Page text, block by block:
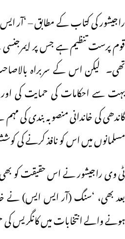
راجیشور کی کتاب کے مطابق – ‘آر
قوم پرست تنظیم ہے جس پر
تھی۔ لیکن اس کے سربراہ
بہت سے احکامات کی حمایت کی
گاندھی کی خاندانی منصوبہ بندی کی
مسلمانوں میں اس کو نافذ کرنے کی
ٹی وی راجیشور نے اس حقیقت کو بھی
بعد بھی، ‘سنگ (آر ایس ایس) نے
ہونے والے انتخابات میں کانگریس کی